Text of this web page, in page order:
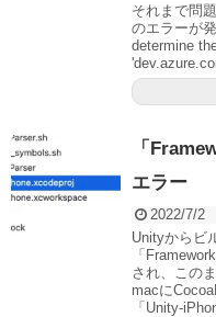
それまで問
のエラーが
determine
「
エラー
2022/7/2
Unityからビ
「
され、この
macに
「Unity-